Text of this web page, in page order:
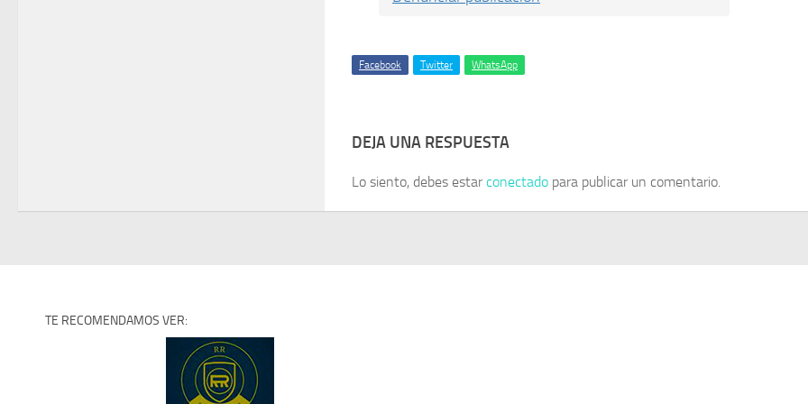
Facebook Twitter WhatsApp
DEJA UNA RESPUESTA
Lo siento, debes estarconectado para publicar un comentario.
TE RECOMENDAMOS VER: